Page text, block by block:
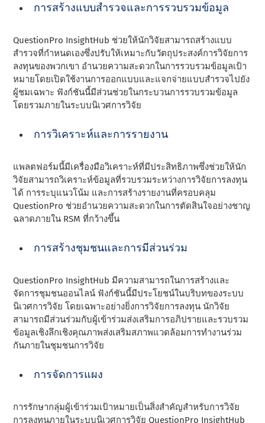
การสร้างแบบสํารวจและการรวบรวมข้อมูล
QuestionPro InsightHub ช่วยให้นักวิจัยสามารถสร้างแบบ
สํารวจที่กําหนดเองซึ่งปรับให้เหมาะกับวัตถุประสงค์การวิจัยการ
ลงทุนของพวกเขา อํานวยความสะดวกในการรวบรวมข้อมูลเป้า
หมายโดยเปิดใช้งานการออกแบบและแจกจ่ายแบบสํารวจไปยัง
ผู้ชมเฉพาะ ฟังก์ชันนี้มีส่วนช่วยในกระบวนการรวบรวมข้อมูล
โดยรวมภายในระบบนิเวศการวิจัย
การวิเคราะห์และการรายงาน
แพลตฟอร์มนี้มีเครื่องมือวิเคราะห์ที่มีประสิทธิภาพซึ่งช่วยให้นัก
วิจัยสามารถวิเคราะห์ข้อมูลที่รวบรวมระหว่างการวิจัยการลงทุน
ได้ การระบุแนวโน้ม และการสร้างรายงานที่ครอบคลุม
QuestionPro ช่วยอํานวยความสะดวกในการตัดสินใจอย่างชาญ
ฉลาดภายใน RSM ที่กว้างขึ้น
การสร้างชุมชนและการมีส่วนร่วม
QuestionPro InsightHub มีความสามารถในการสร้างและ
จัดการชุมชนออนไลน์ ฟังก์ชันนี้มีประโยชน์ในบริบทของระบบ
นิเวศการวิจัย โดยเฉพาะอย่างยิ่งการวิจัยการลงทุน นักวิจัย
สามารถมีส่วนร่วมกับผู้เข้าร่วมส่งเสริมการอภิปรายและรวบรวม
ข้อมูลเชิงลึกเชิงคุณภาพส่งเสริมสภาพแวดล้อมการทํางานร่วม
กันภายในชุมชนการวิจัย
การจัดการแผง
การรักษากลุ่มผู้เข้าร่วมเป้าหมายเป็นสิ่งสําคัญสําหรับการวิจัย
การลงทุนภายในระบบนิเวศการวิจัย QuestionPro InsightHub